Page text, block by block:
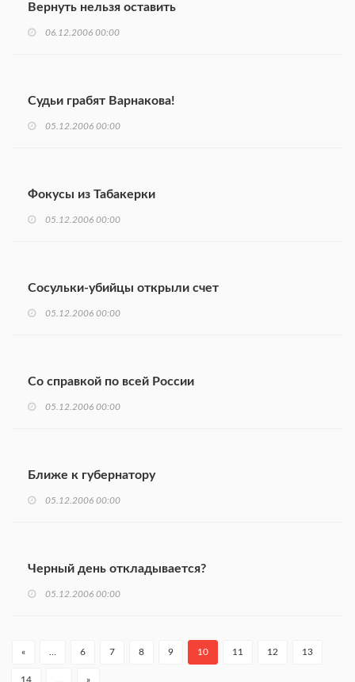
Вернуть нельзя оставить
06.12.2006 00:00
Судьи грабят Варнакова!
05.12.2006 00:00
Фокусы из Табакерки
05.12.2006 00:00
Сосульки-убийцы открыли счет
05.12.2006 00:00
Со справкой по всей России
05.12.2006 00:00
Ближе к губернатору
05.12.2006 00:00
Черный день откладывается?
05.12.2006 00:00
« … 6 7 8 9 10 11 12 13
14 »